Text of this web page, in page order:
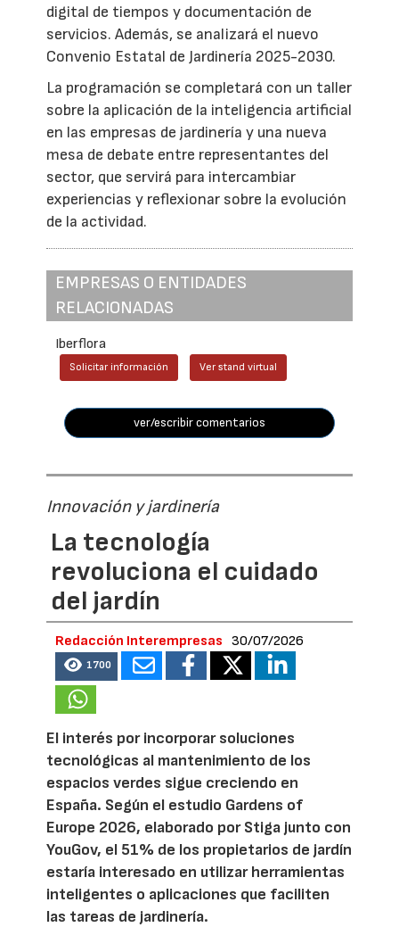
digital de tiempos y documentación de
servicios. Además, se analizará el nuevo
Convenio Estatal de Jardinería 2025-2030.
La programación se completará con un taller
sobre la aplicación de la inteligencia artificial
en las empresas de jardinería y una nueva
mesa de debate entre representantes del
sector, que servirá para intercambiar
experiencias y reflexionar sobre la evolución
de la actividad.
EMPRESAS O ENTIDADES
RELACIONADAS
Iberflora
Solicitar información Ver stand virtual
ver/escribir comentarios
Innovación y jardinería
La tecnología
revoluciona el cuidado
del jardín
Redacción Interempresas 30/07/2026
1700
El interés por incorporar soluciones
tecnológicas al mantenimiento de los
espacios verdes sigue creciendo en
España. Según el estudio Gardens of
Europe 2026, elaborado por Stiga junto con
YouGov, el 51% de los propietarios de jardín
estaría interesado en utilizar herramientas
inteligentes o aplicaciones que faciliten
las tareas de jardinería.